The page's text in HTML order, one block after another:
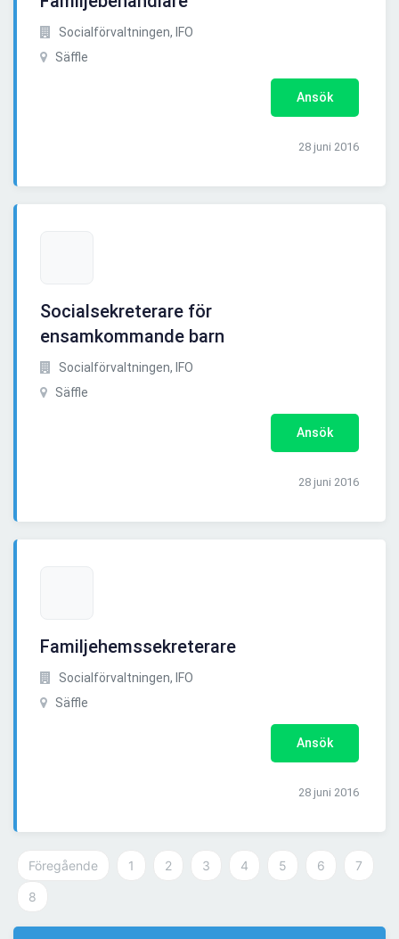
Socialförvaltningen, IFO
Säffle
Ansök
28 juni 2016
Socialsekreterare för
ensamkommande barn
Socialförvaltningen, IFO
Säffle
Ansök
28 juni 2016
Familjehemssekreterare
Socialförvaltningen, IFO
Säffle
Ansök
28 juni 2016
Föregående 1 2 3 4 5 6 7
8